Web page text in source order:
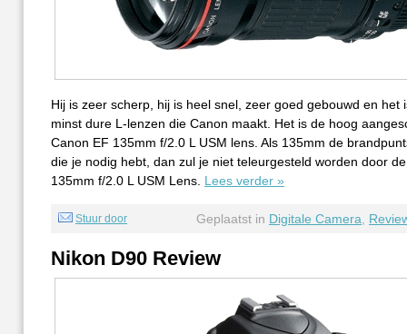
Hij is zeer scherp, hij is heel snel, zeer goed gebouwd en het
minst dure L-lenzen die Canon maakt. Het is de hoog
Canon EF 135mm f/2.0 L USM lens. Als 135mm de
die je nodig hebt, dan zul je niet teleurgesteld worden door
135mm f/2.0 L USM Lens. Lees verder »
Stuur door Geplaatst in Digitale Camera
Nikon D90 Review